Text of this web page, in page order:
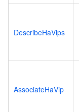
DescribeHaVips
AssociateHaVip